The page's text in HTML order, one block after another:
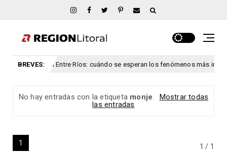
BREVES:
y viento para Entre Ríos: cuándo se esperan los fenómenos más intensos
No hay entradas con la etiqueta monje.
Mostrar todas
las entradas
1 / 1
1